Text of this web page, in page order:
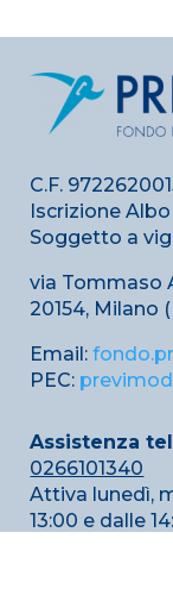
C.F.
Iscrizione Albo
Soggetto a
via Tommaso
20154, Milano
Email:
PEC:
Assistenza
0266101340
Attiva lunedì,
13:00 e dalle